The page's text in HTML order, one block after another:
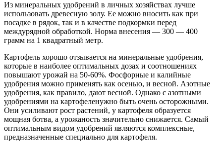
Из минеральных удобрений в личных хозяйствах лучше
использовать древесную золу. Ее можно вносить как при
посадке в рядок, так и в качестве подкормки перед
междурядной обработкой. Норма внесения — 300 — 400
грамм на 1 квадратный метр.
Картофель хорошо отзывается на минеральные удобрения,
которые в наиболее оптимальных дозах и соотношениях
повышают урожай на 50-60%. Фосфорные и калийные
удобрения можно применять как осенью, и весной. Азотные
удобрения, как правило, дают весной. Однако с азотными
удобрениями на картофеленужно быть очень осторожными.
Они усиливают рост растений, у картофеля образуется
мощная ботва, а урожаность значительно снижается. Самый
оптимальным видом удобрений являются комплексные,
предназначенные специально для картофеля.